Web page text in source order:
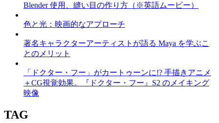
Blender 使用、縫い目の作り方（※英語ムービー）
色と光：映画的なアプローチ
著名キャラクターアーティストが語る Maya を学ぶこ
とのメリット
「ドクター・フー」がカートゥーンに!? 手描きアニメ
＋CG視覚効果。『ドクター・フー』S2 のメイキング
映像
TAG